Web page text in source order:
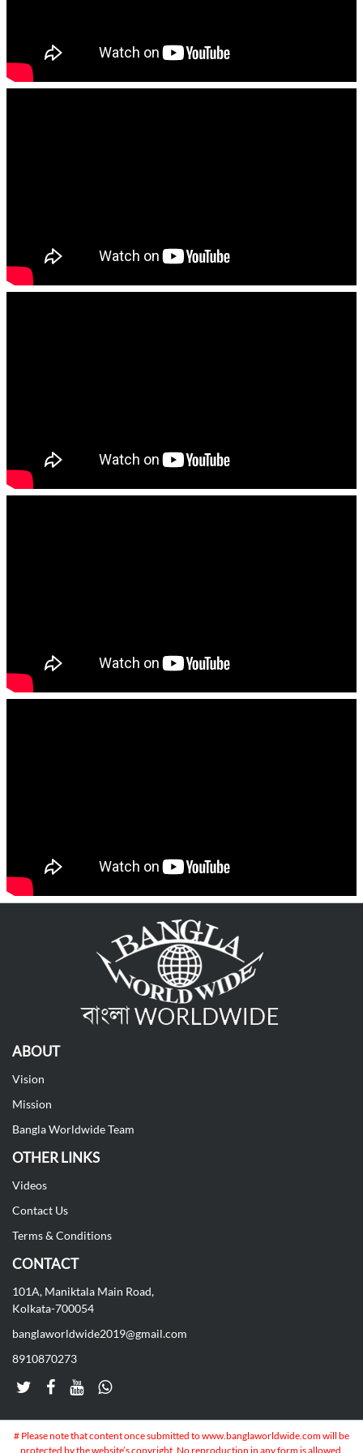
ABOUT
Vision
Mission
Bangla Worldwide Team
OTHER LINKS
Videos
Contact Us
Terms & Conditions
CONTACT
101A, Maniktala Main Road,
Kolkata-700054
banglaworldwide2019@gmail.com
8910870273
# Please note that content once submitted to www.banglaworldwide.com will be
protected by the website’s copyright. No reproduction in any form is allowed.